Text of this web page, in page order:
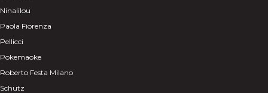
Ninalilou
Paola Fiorenza
Pellicci
Pokemaoke
Roberto Festa Milano
Schutz